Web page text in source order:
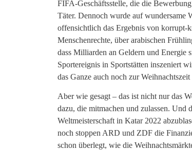
FIFA-Geschäftsstelle, die die
Täter. Dennoch wurde auf wundersame
offensichtlich das Ergebnis von korrupt-
Menschenrechte, über arabischen
dass Milliarden an Geldern und Energie
Sportereignis in Sportstätten inszeniert
das Ganze auch noch zur Weihnachtszeit
Aber wie gesagt – das ist nicht nur das
dazu, die mitmachen und zulassen. Und
Weltmeisterschaft in Katar 2022
noch stoppen ARD und ZDF die
schon überlegt, wie die